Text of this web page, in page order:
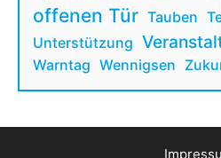
offenen Tür Tauben
Unterstützung
Warntag Wennigsen